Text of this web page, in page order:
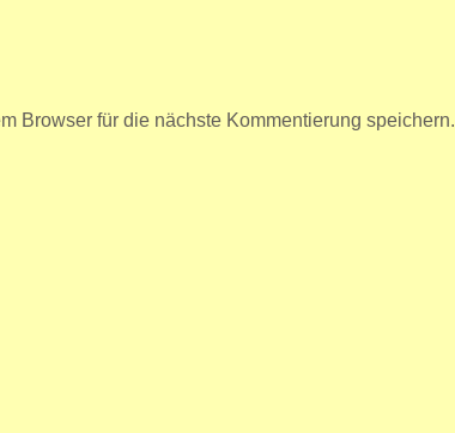
Browser für die nächste Kommentierung speichern.